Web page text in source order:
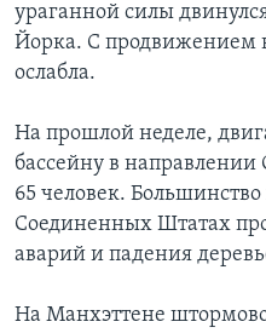
ураганной силы
Йорка. С продвижением
ослабла.
На прошлой неделе,
бассейну в
65 человек.
Соединенных Штатах
аварий и падения
На Манхэттене